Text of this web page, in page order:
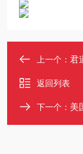
上一个： 君道
返回列表
下一个： 美